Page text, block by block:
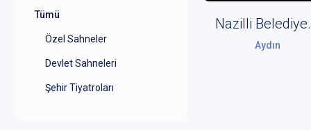
Tümü
Özel Sahneler
Devlet Sahneleri
Şehir Tiyatroları
Nazilli
Aydın